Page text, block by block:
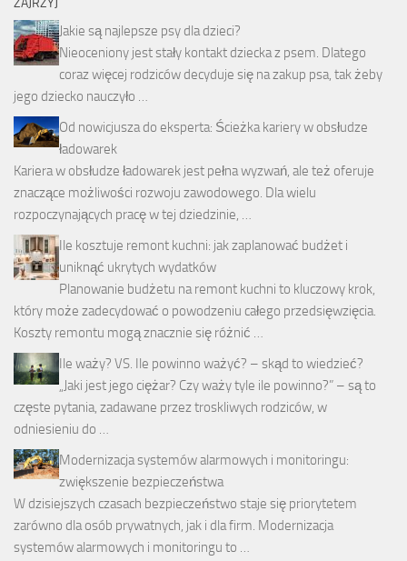
ZAJRZYJ
Jakie są najlepsze psy dla dzieci?
Nieoceniony jest stały kontakt dziecka z psem. Dlatego
coraz więcej rodziców decyduje się na zakup psa, tak żeby
jego dziecko nauczyło …
Od nowicjusza do eksperta: Ścieżka kariery w obsłudze
ładowarek
Kariera w obsłudze ładowarek jest pełna wyzwań, ale też oferuje
znaczące możliwości rozwoju zawodowego. Dla wielu
rozpoczynających pracę w tej dziedzinie, …
Ile kosztuje remont kuchni: jak zaplanować budżet i
uniknąć ukrytych wydatków
Planowanie budżetu na remont kuchni to kluczowy krok,
który może zadecydować o powodzeniu całego przedsięwzięcia.
Koszty remontu mogą znacznie się różnić …
Ile waży? VS. Ile powinno ważyć? – skąd to wiedzieć?
„Jaki jest jego ciężar? Czy waży tyle ile powinno?” – są to
częste pytania, zadawane przez troskliwych rodziców, w
odniesieniu do …
Modernizacja systemów alarmowych i monitoringu:
zwiększenie bezpieczeństwa
W dzisiejszych czasach bezpieczeństwo staje się priorytetem
zarówno dla osób prywatnych, jak i dla firm. Modernizacja
systemów alarmowych i monitoringu to …